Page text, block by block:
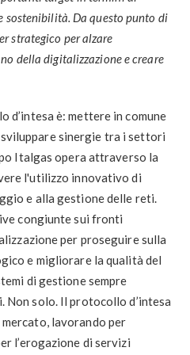
sostenibilità. Da questo punto di
strategico per alzare
della digitalizzazione e creare
è: mettere in comune
sinergie tra i settori
Italgas opera attraverso la
l'utilizzo innovativo di
e alla gestione delle reti.
congiunte sui fronti
per proseguire sulla
e migliorare la qualità del
di gestione sempre
solo. Il protocollo d’intesa
lavorando per
l’erogazione di servizi